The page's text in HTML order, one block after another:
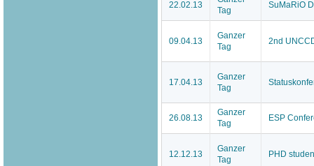
22.02.13
Tag
SuMaRiO
09.04.13
Ganzer
Tag
2nd
17.04.13
Ganzer
Tag
26.08.13
Ganzer
Tag
ESP
12.12.13
Ganzer
Tag
PHD